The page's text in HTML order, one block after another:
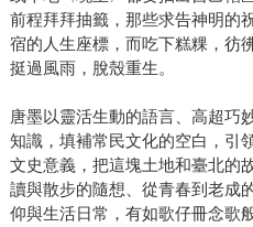
前程拜拜抽籤，那些求告神明的
宿的人生座標，而吃下糕粿，彷
挺過風雨，脫殼重生。
唐墨以靈活生動的語言、高超巧
知識，填補常民文化的空白，引
文史意義，把這塊土地和臺北的
讀與散步的隨想、從青春到老成
仰與生活日常，有如歌仔冊念歌